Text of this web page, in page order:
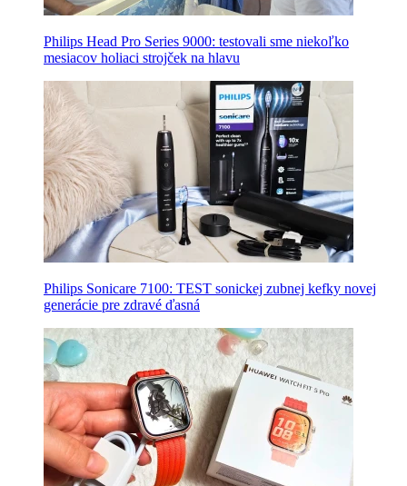
Philips Head Pro Series 9000: testovali sme niekoľko
mesiacov holiaci strojček na hlavu
Philips Sonicare 7100: TEST sonickej zubnej kefky novej
generácie pre zdravé ďasná